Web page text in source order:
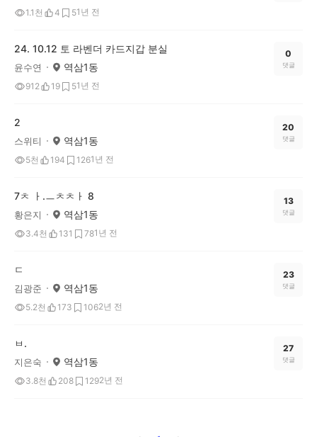
1.1천 4 51년 전
24. 10.12 토 라벤더 카드지갑 분실
윤수연 역삼1동
912 19 51년 전
0
댓글
2
스위티 역삼1동
5천 194 1261년 전
20
댓글
7ㅊ ㅏ.ㅡㅊㅊㅏ 8
황은지 역삼1동
3.4천 131 781년 전
13
댓글
ㄷ
김광준 역삼1동
5.2천 173 1062년 전
23
댓글
ㅂ.
지은숙 역삼1동
3.8천 208 1292년 전
27
댓글